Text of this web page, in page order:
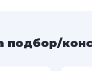
подбор/